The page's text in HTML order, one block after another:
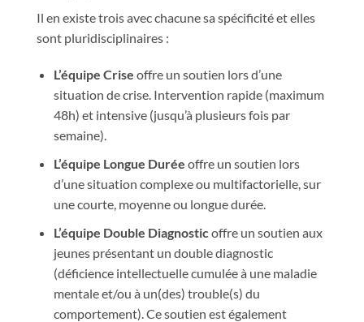
Il en existe trois avec chacune sa spécificité et elles
sont pluridisciplinaires :
L’équipe Crise offre un soutien lors d’une
situation de crise. Intervention rapide (maximum
48h) et intensive (jusqu’à plusieurs fois par
semaine).
L’équipe Longue Durée offre un soutien lors
d’une situation complexe ou multifactorielle, sur
une courte, moyenne ou longue durée.
L’équipe Double Diagnostic offre un soutien aux
jeunes présentant un double diagnostic
(déficience intellectuelle cumulée à une maladie
mentale et/ou à un(des) trouble(s) du
comportement). Ce soutien est également